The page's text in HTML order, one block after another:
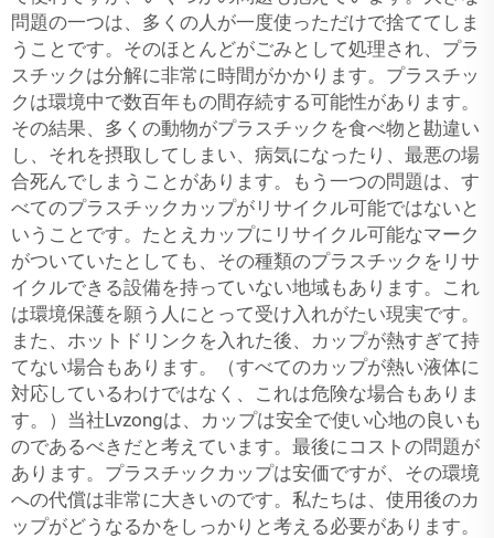
問題の一つは、多くの人が一度使っただけで捨ててしま
うことです。そのほとんどがごみとして処理され、プラ
スチックは分解に非常に時間がかかります。プラスチッ
クは環境中で数百年もの間存続する可能性があります。
その結果、多くの動物がプラスチックを食べ物と勘違い
し、それを摂取してしまい、病気になったり、最悪の場
合死んでしまうことがあります。もう一つの問題は、す
べてのプラスチックカップがリサイクル可能ではないと
いうことです。たとえカップにリサイクル可能なマーク
がついていたとしても、その種類のプラスチックをリサ
イクルできる設備を持っていない地域もあります。これ
は環境保護を願う人にとって受け入れがたい現実です。
また、ホットドリンクを入れた後、カップが熱すぎて持
てない場合もあります。（すべてのカップが熱い液体に
対応しているわけではなく、これは危険な場合もありま
す。）当社Lvzongは、カップは安全で使い心地の良いも
のであるべきだと考えています。最後にコストの問題が
あります。プラスチックカップは安価ですが、その環境
への代償は非常に大きいのです。私たちは、使用後のカ
ップがどうなるかをしっかりと考える必要があります。